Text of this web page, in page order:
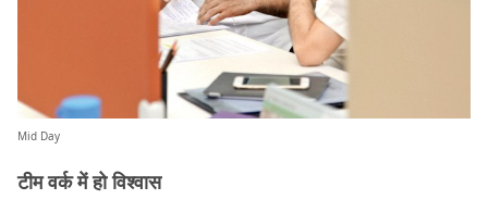
Mid Day
टीम वर्क में हो विश्वास